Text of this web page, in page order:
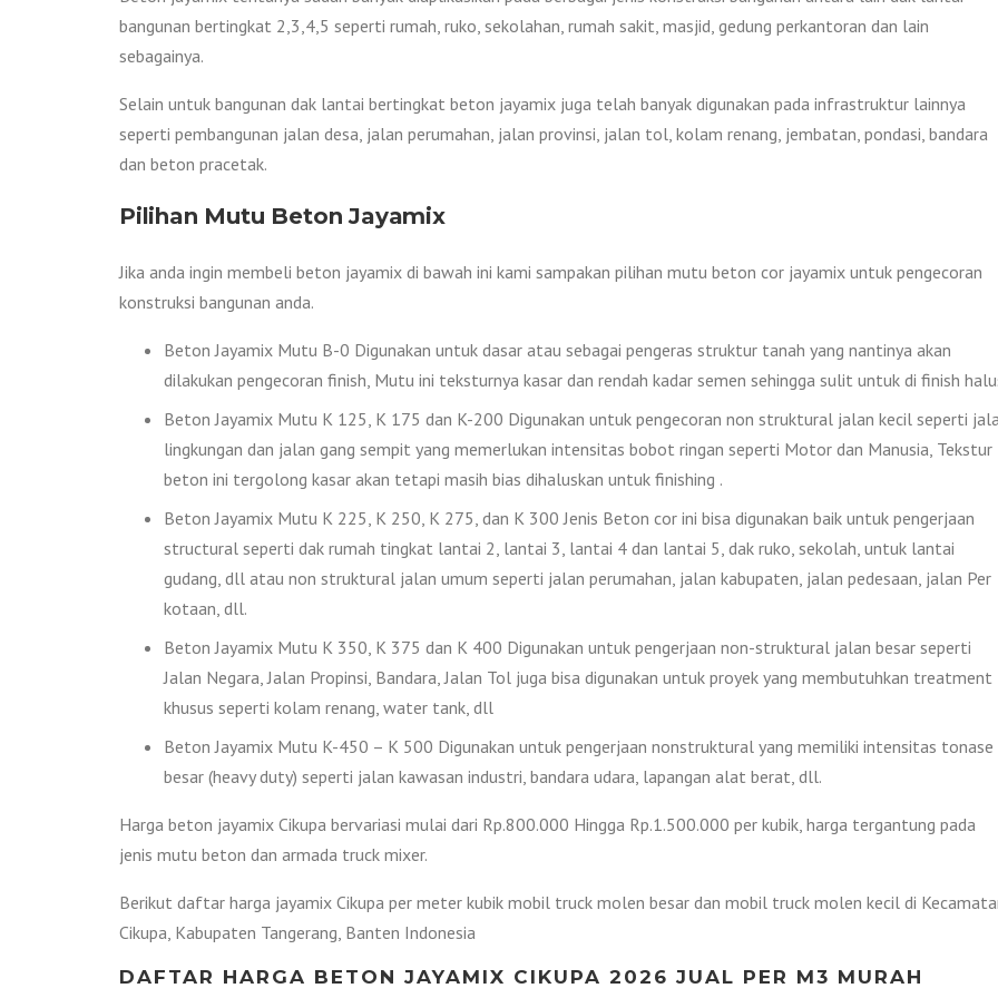
bangunan bertingkat 2,3,4,5 seperti rumah, ruko, sekolahan, rumah sakit, masjid, gedung perkantoran dan lain
sebagainya.
Selain untuk bangunan dak lantai bertingkat beton jayamix juga telah banyak digunakan pada infrastruktur lainnya
seperti pembangunan jalan desa, jalan perumahan, jalan provinsi, jalan tol, kolam renang, jembatan, pondasi, bandara
dan beton pracetak.
Pilihan Mutu Beton Jayamix
Jika anda ingin membeli beton jayamix di bawah ini kami sampakan pilihan mutu beton cor jayamix untuk pengecoran
konstruksi bangunan anda.
Beton Jayamix Mutu B-0 Digunakan untuk dasar atau sebagai pengeras struktur tanah yang nantinya akan
dilakukan pengecoran finish, Mutu ini teksturnya kasar dan rendah kadar semen sehingga sulit untuk di finish
Beton Jayamix Mutu K 125, K 175 dan K-200 Digunakan untuk pengecoran non struktural jalan kecil seperti
lingkungan dan jalan gang sempit yang memerlukan intensitas bobot ringan seperti Motor dan Manusia, Tekstur
beton ini tergolong kasar akan tetapi masih bias dihaluskan untuk finishing .
Beton Jayamix Mutu K 225, K 250, K 275, dan K 300 Jenis Beton cor ini bisa digunakan baik untuk pengerjaan
structural seperti dak rumah tingkat lantai 2, lantai 3, lantai 4 dan lantai 5, dak ruko, sekolah, untuk lantai
gudang, dll atau non struktural jalan umum seperti jalan perumahan, jalan kabupaten, jalan pedesaan, jalan Per
kotaan, dll.
Beton Jayamix Mutu K 350, K 375 dan K 400 Digunakan untuk pengerjaan non-struktural jalan besar seperti
Jalan Negara, Jalan Propinsi, Bandara, Jalan Tol juga bisa digunakan untuk proyek yang membutuhkan treatment
khusus seperti kolam renang, water tank, dll
Beton Jayamix Mutu K-450 – K 500 Digunakan untuk pengerjaan nonstruktural yang memiliki intensitas tonase
besar (heavy duty) seperti jalan kawasan industri, bandara udara, lapangan alat berat, dll.
Harga beton jayamix Cikupa bervariasi mulai dari Rp.800.000 Hingga Rp.1.500.000 per kubik, harga tergantung pada
jenis mutu beton dan armada truck mixer.
Berikut daftar harga jayamix Cikupa per meter kubik mobil truck molen besar dan mobil truck molen kecil di
Cikupa, Kabupaten Tangerang, Banten Indonesia
DAFTAR HARGA BETON JAYAMIX CIKUPA 2026 JUAL PER M3 MURAH